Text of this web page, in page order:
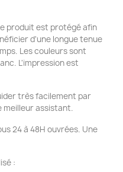
produit est protégé afin
d'une longue tenue
Les couleurs sont
L'impression est
très facilement par
meilleur assistant.
24 à 48H ouvrées. Une
: